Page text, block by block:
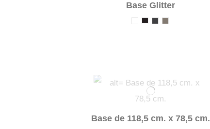
Base Glitter
Base de 118,5 cm. x 78,5 cm.